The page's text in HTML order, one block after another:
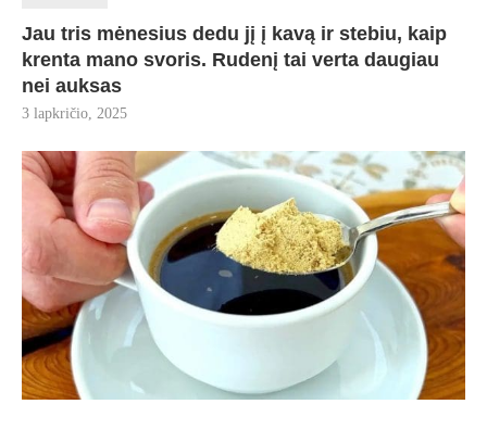
Jau tris mėnesius dedu jį į kavą ir stebiu, kaip
krenta mano svoris. Rudenį tai verta daugiau
nei auksas
3 lapkričio, 2025